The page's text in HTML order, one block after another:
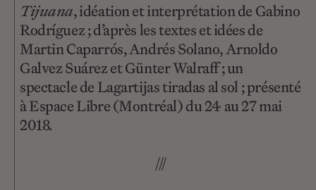
Tijuana, idéation et interprétation de Gabino
Rodríguez ; d’après les textes et idées de
Martin Caparrós, Andrés Solano, Arnoldo
Galvez Suárez et Günter Walraff ; un
spectacle de Lagartijas tiradas al sol ; présenté
à Espace Libre (Montréal) du 24 au 27 mai
2018.
///